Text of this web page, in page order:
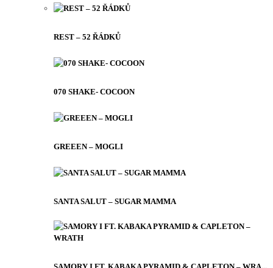
REST – 52 ŘÁDKŮ
070 SHAKE- COCOON
GREEEN – MOGLI
SANTA SALUT – SUGAR MAMMA